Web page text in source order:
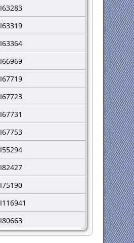
I63283
I63319
I63364
I66969
I67719
I67723
I67731
I67753
I55294
I82427
I75190
I116941
I80663